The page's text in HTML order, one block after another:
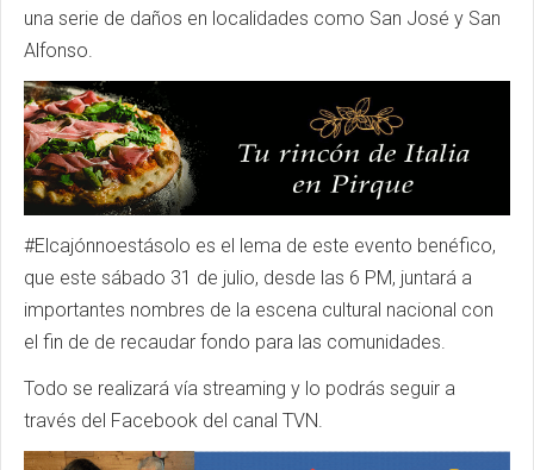
una serie de daños en localidades como San José y San
Alfonso.
#Elcajónnoestásolo es el lema de este evento benéfico,
que este sábado 31 de julio, desde las 6 PM, juntará a
importantes nombres de la escena cultural nacional con
el fin de de recaudar fondo para las comunidades.
Todo se realizará vía streaming y lo podrás seguir a
través del Facebook del canal TVN.